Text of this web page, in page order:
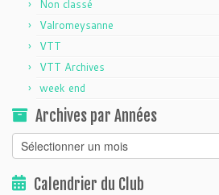
Non classé
Valromeysanne
VTT
VTT Archives
week end
Archives par Années
Archives
par
AnnéesCalendrier du Club